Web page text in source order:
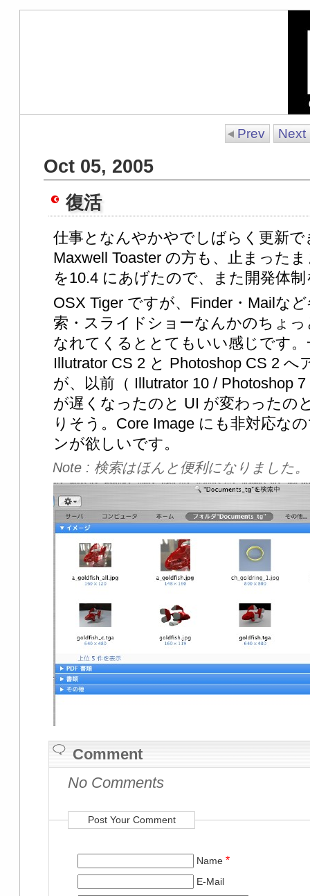
Prev Next
Oct 05, 2005
復活
仕事となんやかやでしばらく更新
Maxwell Toaster の方も、止まった
を10.4 にあげたので、また開発体
OSX Tiger ですが、Finder・Mailな
索・スライドショーなんかのちょ
なれてくるととてもいい感じです
Illutrator CS 2 と Photoshop CS 2
が、以前（ Illutrator 10 / Photoshop
が遅くなったのと UI が変わったの
りそう。Core Image にも非対応な
ンが欲しいです。
検索はほんと便利になりました。
Comment
No Comments
Post Your Comment
Name *
E-Mail